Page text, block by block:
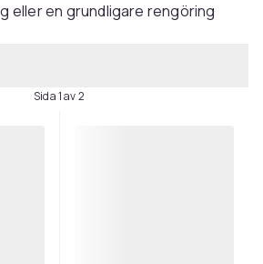
eller en grundligare rengöring
Sida 1 av 2